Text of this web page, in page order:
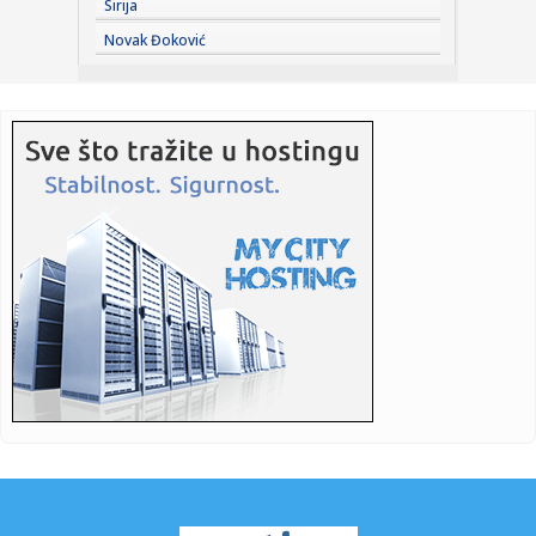
20:23:Srpski vatrogasci-spasioci vratili se iz Francuske: Dačić - Vi
20:21: TRENER HAPOELA: Znamo šta nas čeka – svi pričaju o
atmosferi...
20:21:
deta...
20:20:Liverpulov potez koji je sve iznenadio: Ronald Arauho je
stigao n...
20:16:Partizanovo pojačanje ne igra protiv Srbije
20:14:Rekordna vlažnost vazduha u Italiji, u Liguriji čak 97 odsto
Sirija
Novak Đoković